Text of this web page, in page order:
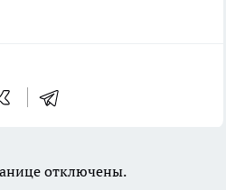
отключены.